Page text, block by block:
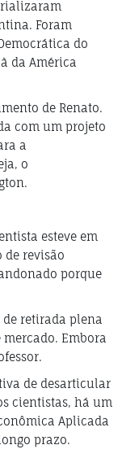
Foram
do
da América
de Renato.
com um projeto
a
o
esteve em
de revisão
porque
retirada plena
Embora
de desarticular
cientistas, há um
Aplicada
prazo.